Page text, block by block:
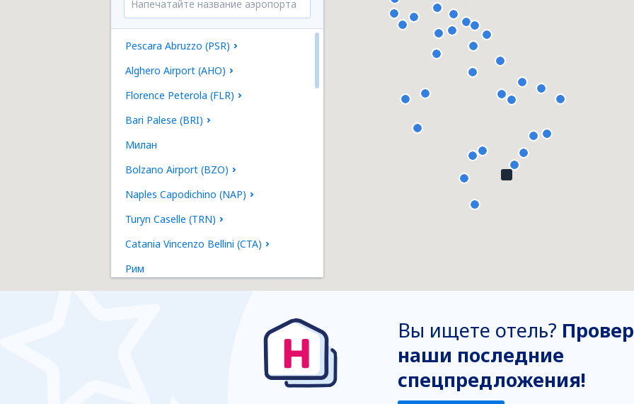
Pescara Abruzzo (PSR)
Alghero Airport (AHO)
Florence Peterola (FLR)
Bari Palese (BRI)
Милан
Bolzano Airport (BZO)
Naples Capodichino (NAP)
Turyn Caselle (TRN)
Catania Vincenzo Bellini (CTA)
Рим
Albenga Clemente Panero (ALL)
Genoa Cristoforo Colombo (GOA)
Вы ищете отель?
наши последние
спецпредложения!